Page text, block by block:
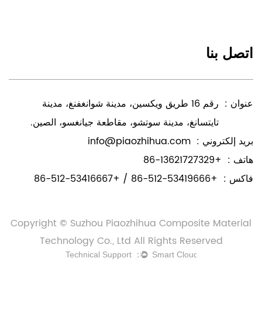
اتصل بنا
عنوان :
رقم 16 طريق ويكسين، مدينة شوانغفنغ، مدينة
تايتسانغ، مدينة سوتشو، مقاطعة جيانغسو، الصين.
بريد إلكتروني : info@piaozhihua.com
هاتف : +86-13621727329
فاكس : +86-512-53419666 / +86-512-53416667
Copyright © Suzhou Piaozhihua Composite Material
Technology Co., Ltd All Rights Reserved